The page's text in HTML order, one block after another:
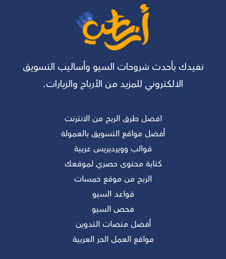
نفيدك بأحدث شروحات السيو وأساليب التسويق
الالكتروني للمزيد من الأرباح والزيارات.
افضل طرق الربح من الانترنت
أفضل مواقع التسويق بالعمولة
قوالب وويردبريس عربية
كتابة محتوى حصري لموقعك
الربح من موقع خمسات
قواعد السيو
فحص السيو
أفضل منصات التدوين
مواقع العمل الحر العربية